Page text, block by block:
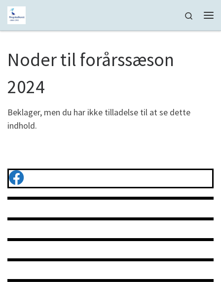
Fortsæt til indhold
Search
Noder til forårssæson
2024
Beklager, men du har ikke tilladelse til at se dette
indhold.